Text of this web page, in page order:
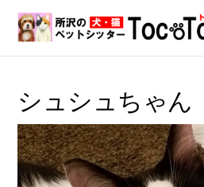
シュシュちゃ